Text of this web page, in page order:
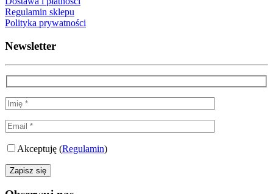
Regulamin sklepu
Polityka prywatności
Newsletter
Akceptuję (Regulamin)